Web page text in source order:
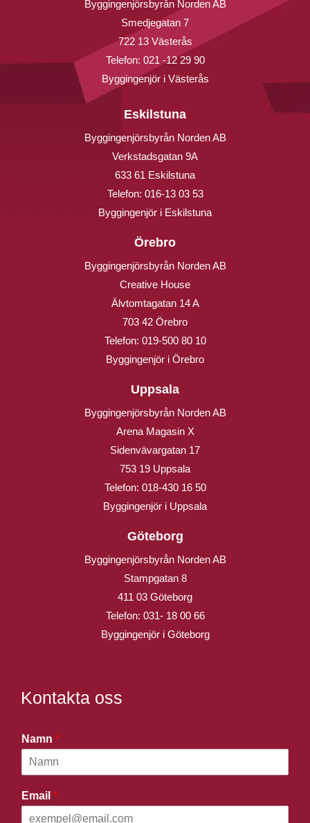
Byggingenjörsbyrån Norden AB
Smedjegatan 7
722 13 Västerås
Telefon: 021 -12 29 90
Byggingenjör i Västerås
Eskilstuna
Byggingenjörsbyrån Norden AB
Verkstadsgatan 9A
633 61 Eskilstuna
Telefon: 016-13 03 53
Byggingenjör i Eskilstuna
Örebro
Byggingenjörsbyrån Norden AB
Creative House
Älvtomtagatan 14 A
703 42 Örebro
Telefon: 019-500 80 10
Byggingenjör i Örebro
Uppsala
Byggingenjörsbyrån Norden AB
Arena Magasin X
Sidenvävargatan 17
753 19 Uppsala
Telefon: 018-430 16 50
Byggingenjör i Uppsala
Göteborg
Byggingenjörsbyrån Norden AB
Stampgatan 8
411 03 Göteborg
Telefon: 031- 18 00 66
Byggingenjör i Göteborg
Kontakta oss
Namn *
Email *